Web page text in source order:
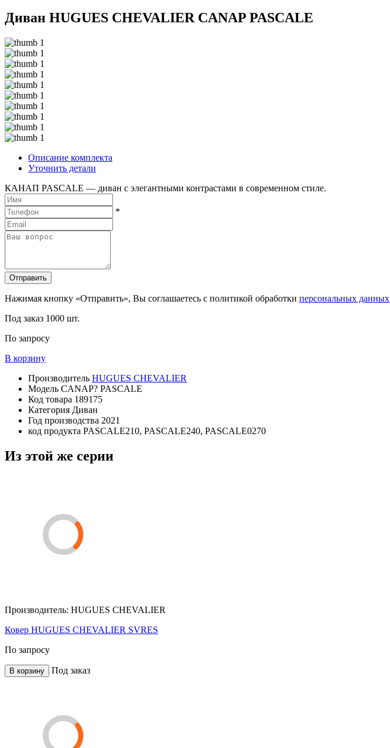
Диван HUGUES CHEVALIER CANAP PASCALE
Описание комплекта
Уточнить детали
КАНАП PASCALE — диван с элегантными контрастами в современном стиле.
*
Отправить
Нажимая кнопку «Отправить», Вы соглашаетесь с политикой обработки персональных данных
Под заказ 1000 шт.
По запросу
В корзину
Производитель HUGUES CHEVALIER
Модель CANAP? PASCALE
Код товара 189175
Категория Диван
Год производства 2021
код продукта PASCALE210, PASCALE240, PASCALE0270
Из этой же серии
Производитель: HUGUES CHEVALIER
Ковер HUGUES CHEVALIER SVRES
По запросу
В корзину Под заказ